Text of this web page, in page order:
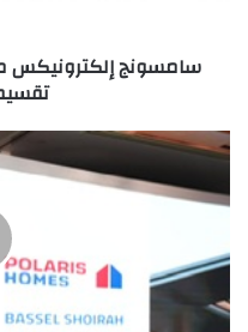
سامسونج إلكترونيكس
"بولاريس
باركس"
تطلق
الذراع
الاستراتيجي
للتطوير